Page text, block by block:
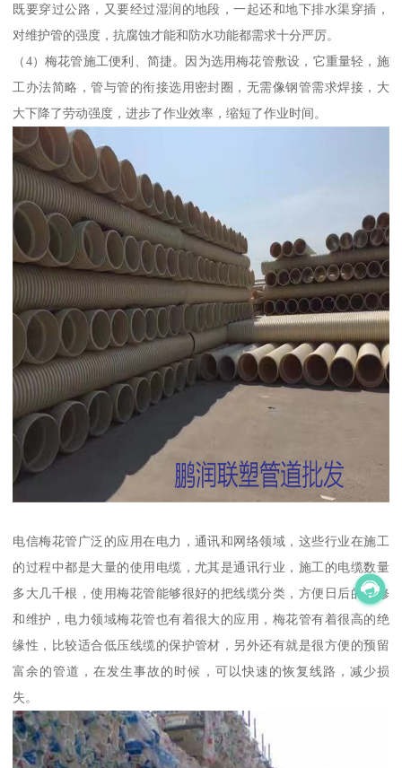
既要穿过公路，又要经过湿润的地段，一起还和地下排水渠穿插，
对维护管的强度，抗腐蚀才能和防水功能都需求十分严厉。
（4）梅花管施工便利、简捷。因为选用梅花管敷设，它重量轻，施
工办法简略，管与管的衔接选用密封圈，无需像钢管需求焊接，大
大下降了劳动强度，进步了作业效率，缩短了作业时间。
电信梅花管广泛的应用在电力，通讯和网络领域，这些行业在施工
的过程中都是大量的使用电缆，尤其是通讯行业，施工的电缆数量
多大几千根，使用梅花管能够很好的把线缆分类，方便日后的检修
和维护，电力领域梅花管也有着很大的应用，梅花管有着很高的绝
缘性，比较适合低压线缆的保护管材，另外还有就是很方便的预留
富余的管道，在发生事故的时候，可以快速的恢复线路，减少损
失。